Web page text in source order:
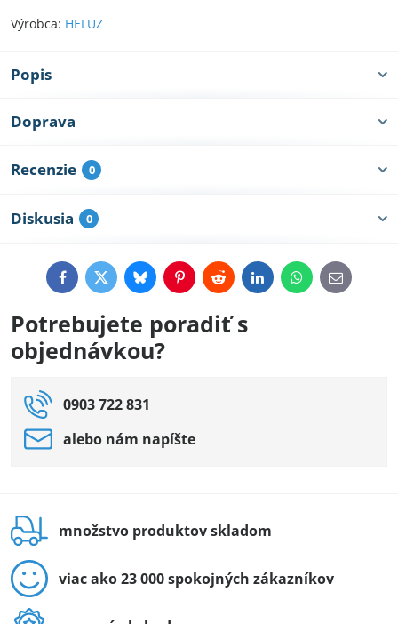
Výrobca: HELUZ
Popis
Doprava
Recenzie 0
Diskusia 0
FacebookTwitterBlueskyPinterestRedditLinkedInWhatsApp
E-
mail
Potrebujete poradiť s
objednávkou?
0903 722 831
alebo nám napíšte
množstvo produktov skladom
viac ako 23 000 spokojných zákazníkov